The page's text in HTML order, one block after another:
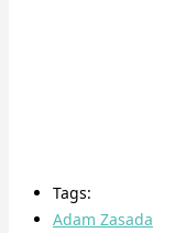
Tags:
Adam Zasada